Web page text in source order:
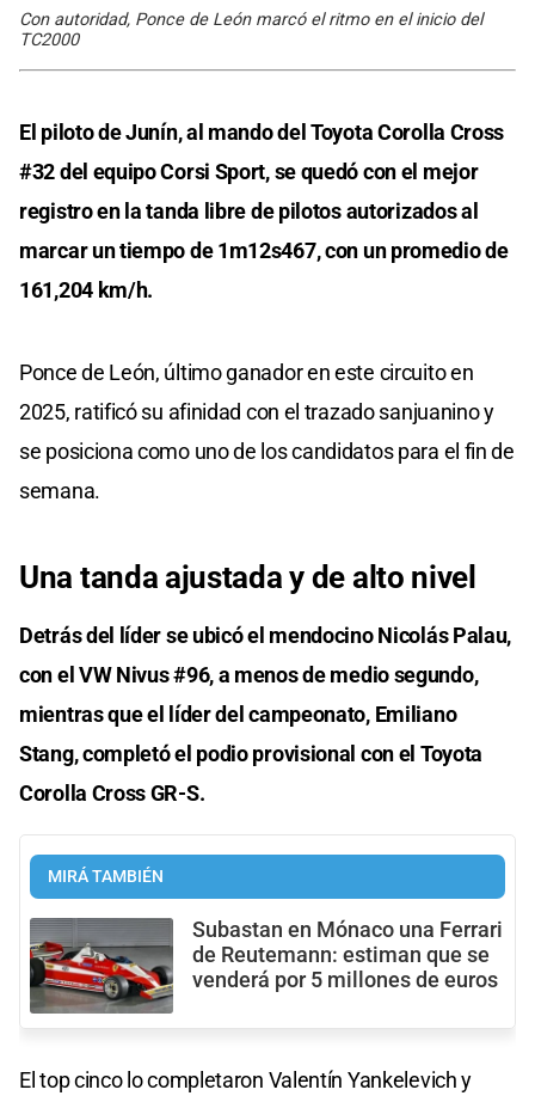
Con autoridad, Ponce de León marcó el ritmo en el inicio del
TC2000
El piloto de Junín, al mando del Toyota Corolla Cross
#32 del equipo Corsi Sport, se quedó con el mejor
registro en la tanda libre de pilotos autorizados al
marcar un tiempo de 1m12s467, con un promedio de
161,204 km/h.
Ponce de León, último ganador en este circuito en
2025, ratificó su afinidad con el trazado sanjuanino y
se posiciona como uno de los candidatos para el fin de
semana.
Una tanda ajustada y de alto nivel
Detrás del líder se ubicó el mendocino Nicolás Palau,
con el VW Nivus #96, a menos de medio segundo,
mientras que el líder del campeonato, Emiliano
Stang, completó el podio provisional con el Toyota
Corolla Cross GR-S.
MIRÁ TAMBIÉN
Subastan en Mónaco una Ferrari
de Reutemann: estiman que se
venderá por 5 millones de euros
El top cinco lo completaron Valentín Yankelevich y